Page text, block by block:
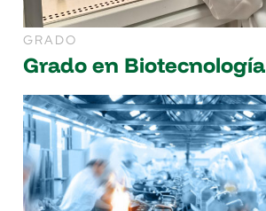
GRADO
Grado en Biotecnología